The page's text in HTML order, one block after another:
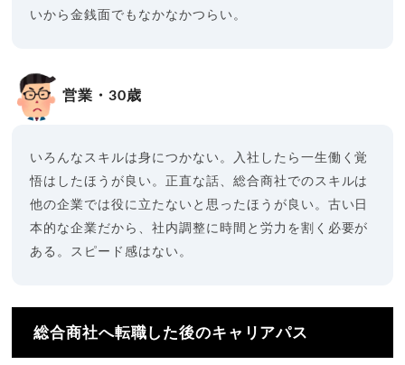
いから金銭面でもなかなかつらい。
営業・30歳
いろんなスキルは身につかない。入社したら一生働く覚
悟はしたほうが良い。正直な話、総合商社でのスキルは
他の企業では役に立たないと思ったほうが良い。古い日
本的な企業だから、社内調整に時間と労力を割く必要が
ある。スピード感はない。
総合商社へ転職した後のキャリアパス